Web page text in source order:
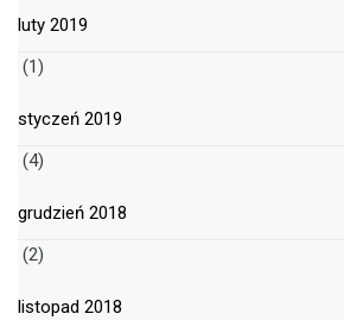
luty 2019
(1)
styczeń 2019
(4)
grudzień 2018
(2)
listopad 2018